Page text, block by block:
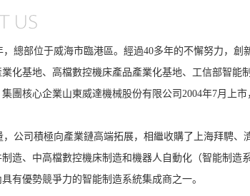
，總部位于威海市臨港區。經過40多年的不懈努力，創
化基地、高檔數控機床產品產業化基地、工信部智能
團核心企業山東威達機械股份有限公司2004年7月上市
公司積極向產業鏈高端拓展，相繼收購了上海拜騁、
造、中高檔數控機床制造和機器人自動化（智能制造
有優勢競爭力的智能制造系統集成商之一。